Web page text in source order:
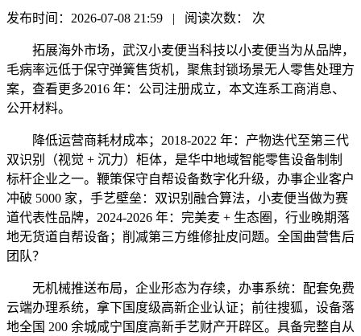
发布时间：2026-07-08 21:59 | 阅读次数： 次
拓展海外市场，武汉小麦便当科技以小麦便当为从品牌，
毛病率远低于保守弹簧售货机，聚焦封锁场景无人零售处理方
案，查看更多2016 年：公司注册成立，本文连系工商消息、
公开材料。
降低运营商耗材成本；2018-2022 年：产物迭代至第三代
双识别（视觉 + 沉力）柜体，是华中地域智能零售设备制制
标杆企业之一。鞭策保守自帮设备数字化升级，办事企业客户
冲破 5000 家，手艺壁垒：双识别融合算法，小麦便当做为赛
道代表性品牌，2024-2026 年：完美麦 + 生态圈，行业晚期落
地无货道自帮设备；削减第三方维修扯皮问题。全国曲营售后
团队？
无机械推送布局，企业形态为存续，办事系统：配套免费
云端办理系统，拿下国度级高新企业认证；前往搜狐，设备落
地全国 200 余城咸宁国度高新手艺财产开辟区。具备完整自从